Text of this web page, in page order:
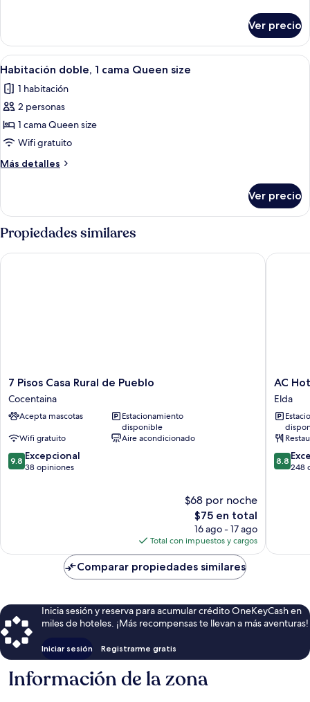
tradicional
Ver precio
Abrir
todas
las
fotos
de
Habitación
doble,
1
Queen
size
Un dormitorio con cama, cómoda,
7
Habitación doble, 1 cama Queen size
1 habitación
2 personas
1 cama Queen size
Wifi gratuito
Más detalles
Más
doble,
1
cama
Queen
size
Ver precio
Propiedades similares
7
Pisos
Casa
Rural
Pueblo
Cocentaina
7 Pisos Casa Rural de Pueblo
Cocentaina
Acepta mascotas
Estacionamiento
disponible
Wifi gratuito
Aire acondicionado
9.8
de
9.8 Excepcional
38 opiniones
$68 por noche
El
precio
actual
es
de
$75
$75 en total
16 ago - 17 ago
Total con impuestos y cargos
7 Pisos Casa Rural de Pueblo
AC
Hotel
Elda
by
Marriott
Elda
AC
Elda
8.8
de
8.8
248
AC
Comparar propiedades similares
Inicia sesión y reserva para acumular crédito OneKeyCash en
miles de hoteles. ¡Más recompensas te llevan a más aventuras!
Iniciar sesión Registrarme gratis
Información de la zona